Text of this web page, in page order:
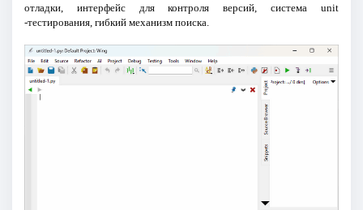
отладки, интерфейс для контроля версий, система unit
-тестирования, гибкий механизм поиска.